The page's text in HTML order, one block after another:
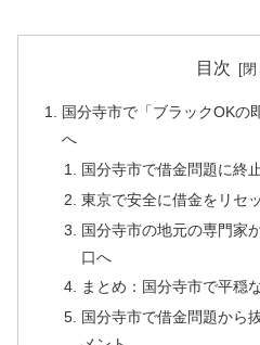
目次
国分寺市で「ブラックOKの
へ
国分寺市で借金問題に終
東京で安全に借金をリセ
国分寺市の地元の専門家
口へ
まとめ：国分寺市で平穏
国分寺市で借金問題から